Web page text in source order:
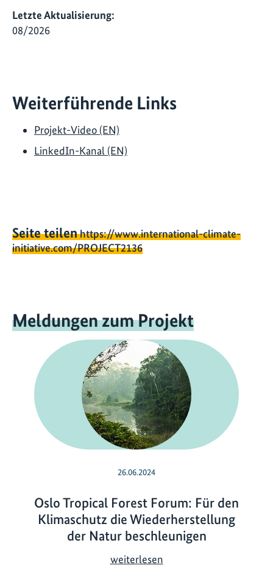
Letzte Aktualisierung:
08/2026
Weiterführende Links
Projekt-Video (EN)
LinkedIn-Kanal (EN)
Seite teilenhttps://www.international-climate-
initiative.com/PROJECT2136
Meldungen zum Projekt
26.06.2024
Oslo Tropical Forest Forum: Für den
Klimaschutz die Wiederherstellung
der Natur beschleunigen
weiterlesenO